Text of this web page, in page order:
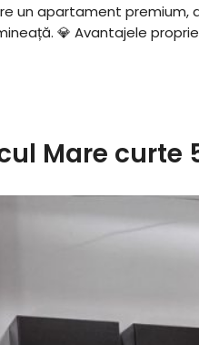
un apartament
​💎 Avantajele
Mare